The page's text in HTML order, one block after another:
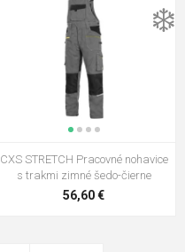
❄️
CXS STRETCH Pracovné nohavice
s trakmi zimné šedo-čierne
56,60 €